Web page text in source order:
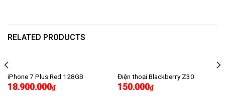
RELATED PRODUCTS
iPhone 7 Plus Red 128GB
18.900.000₫
Điện thoại Blackberry Z30
150.000₫